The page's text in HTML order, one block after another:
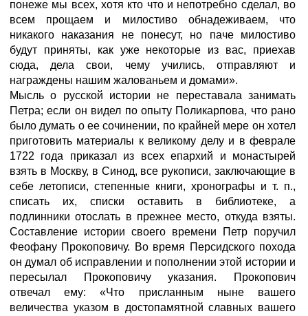
понеже мы всех, хотя кто что и непотребно сделал, во
всем прощаем и милостиво обнадеживаем, что
никакого наказания не понесут, но паче милостиво
будут приняты, как уже некоторые из вас, приехав
сюда, дела свои, чему учились, отправляют и
награждены нашим жалованьем и домами».
Мысль о русской истории не переставала занимать
Петра; если он видел по опыту Поликарпова, что рано
было думать о ее сочинении, по крайней мере он хотел
приготовить материалы к великому делу и в феврале
1722 года приказал из всех епархий и монастырей
взять в Москву, в Синод, все рукописи, заключающие в
себе летописи, степенные книги, хронографы и т. п.,
списать их, списки оставить в библиотеке, а
подлинники отослать в прежнее место, откуда взяты.
Составление истории своего времени Петр поручил
Феофану Прокоповичу. Во время Персидского похода
он думал об исправлении и пополнении этой истории и
пересылал Прокоповичу указания. Прокопович
отвечал ему: «Что присланным ныне вашего
величества указом в достопамятной славных вашего